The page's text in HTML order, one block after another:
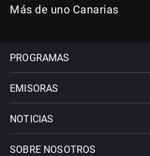
Más de uno Canarias
PROGRAMAS
EMISORAS
NOTICIAS
SOBRE NOSOTROS